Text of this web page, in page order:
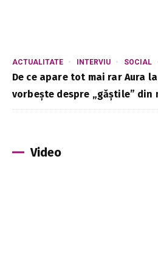
ACTUALITATE INTERVIU SOCIAL
De ce apare tot mai rar Aura
vorbește despre „găștile” din
Video